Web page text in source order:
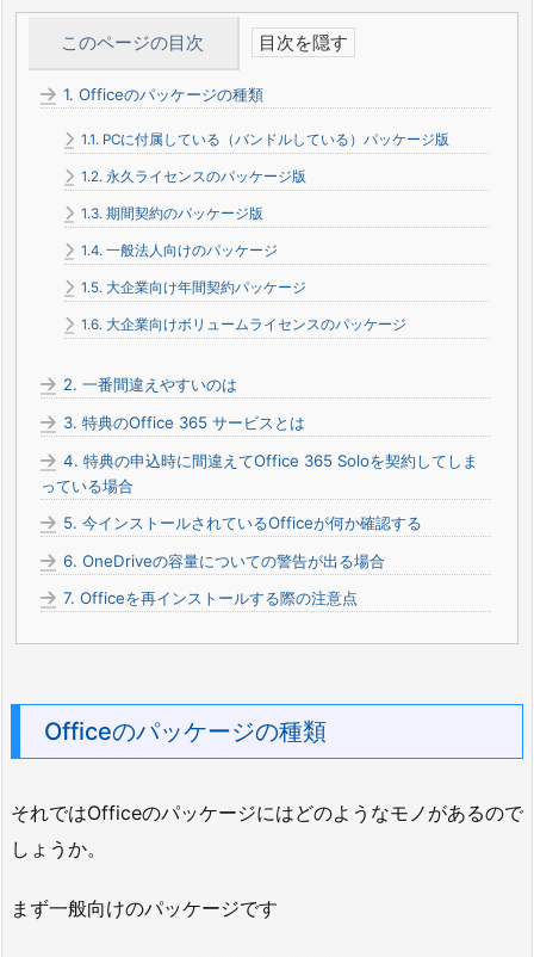
このページの目次
1. Officeのパッケージの種類
1.1. PCに付属している（バンドルしている）パッケージ版
1.2. 永久ライセンスのパッケージ版
1.3. 期間契約のパッケージ版
1.4. 一般法人向けのパッケージ
1.5. 大企業向け年間契約パッケージ
1.6. 大企業向けボリュームライセンスのパッケージ
2. 一番間違えやすいのは
3. 特典のOffice 365 サービスとは
4. 特典の申込時に間違えてOffice 365 Soloを契約してしま
っている場合
5. 今インストールされているOfficeが何か確認する
6. OneDriveの容量についての警告が出る場合
7. Officeを再インストールする際の注意点
Officeのパッケージの種類
それではOfficeのパッケージにはどのようなモノがあるので
しょうか。
まず一般向けのパッケージです